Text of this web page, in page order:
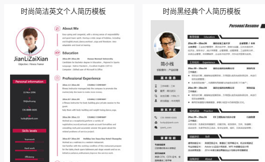
时尚简洁英文个人简历模板 时尚黑经典个人简历模板